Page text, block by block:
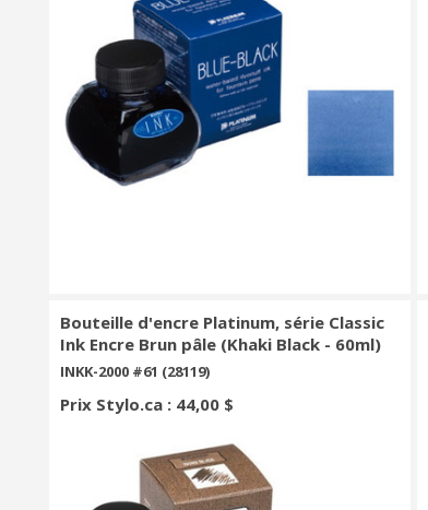
Bouteille d'encre Platinum, série Classic
Ink Encre Brun pâle (Khaki Black - 60ml)
INKK-2000 #61 (28119)
Prix Stylo.ca : 44,00 $